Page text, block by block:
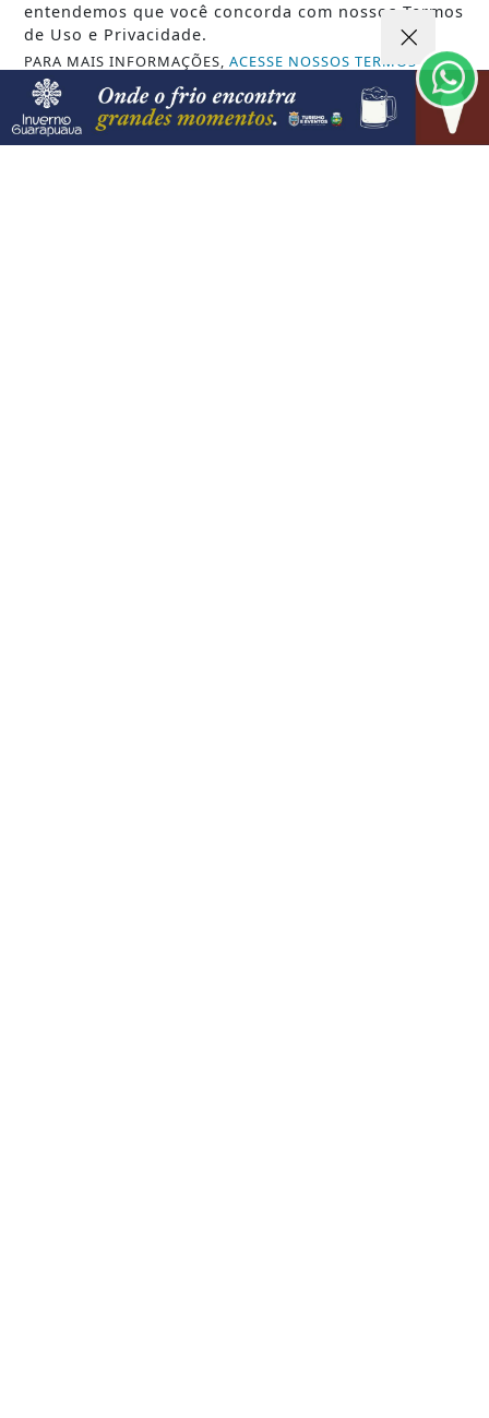
entendemos que você concorda com nossos Termos
de Uso e Privacidade.
PARA MAIS INFORMAÇÕES,ACESSE NOSSOS TERMOS
CLICANDO AQUI
PROSSEGUIR